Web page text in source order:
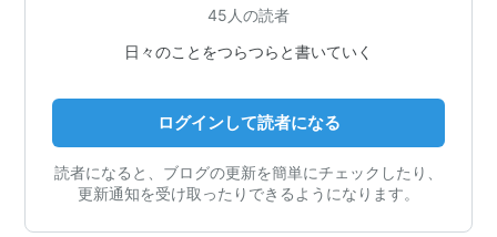
45人の読者
日々のことをつらつらと書いていく
ログインして読者になる
読者になると、ブログの更新を簡単にチェックしたり、
更新通知を受け取ったりできるようになります。